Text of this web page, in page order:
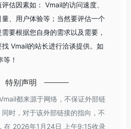
估因素如： Vmail的访问速度、
、用户体验等；当然要评估一个
要根据您自身的需求以及需要，
Vmail的站长进行洽谈提供。如
！
特别声明
都来源于网络，不保证外部链
时，对于该外部链接的指向，不
在 2026年1月24日 上午9:15收录